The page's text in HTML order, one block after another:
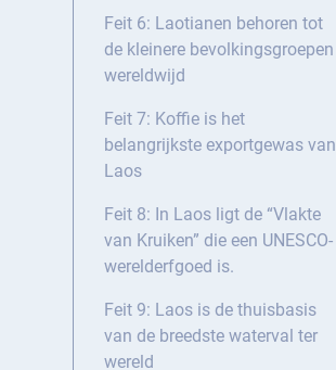
Feit 6: Laotianen behoren tot
de kleinere bevolkingsgroepen
wereldwijd
Feit 7: Koffie is het
belangrijkste exportgewas van
Laos
Feit 8: In Laos ligt de “Vlakte
van Kruiken” die een UNESCO-
werelderfgoed is.
Feit 9: Laos is de thuisbasis
van de breedste waterval ter
wereld